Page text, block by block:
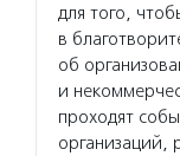
для того,
в
об
и
проходят
организаций,